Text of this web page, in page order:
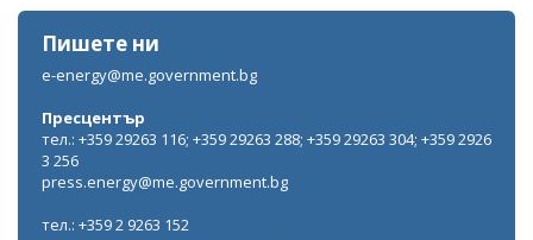
Пишете ни
e-energy@me.government.bg
Пресцентър
тел.: +359 29263 116; +359 29263 288; +359 29263 304; +359 2926
3 256
press.energy@me.government.bg
тел.: +359 2 9263 152